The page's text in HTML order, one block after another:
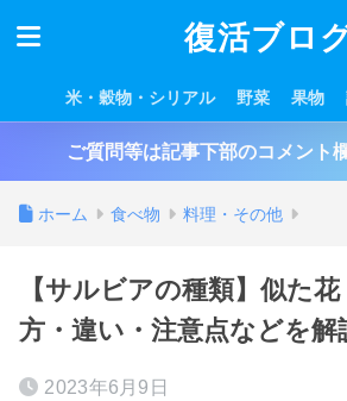
復活ブロ
米・穀物・シリアル 野菜 果物
ご質問等は記事下部のコメント
ホーム 食べ物 料理・その他
【サルビアの種類】似た
方・違い・注意点などを解
2023年6月9日